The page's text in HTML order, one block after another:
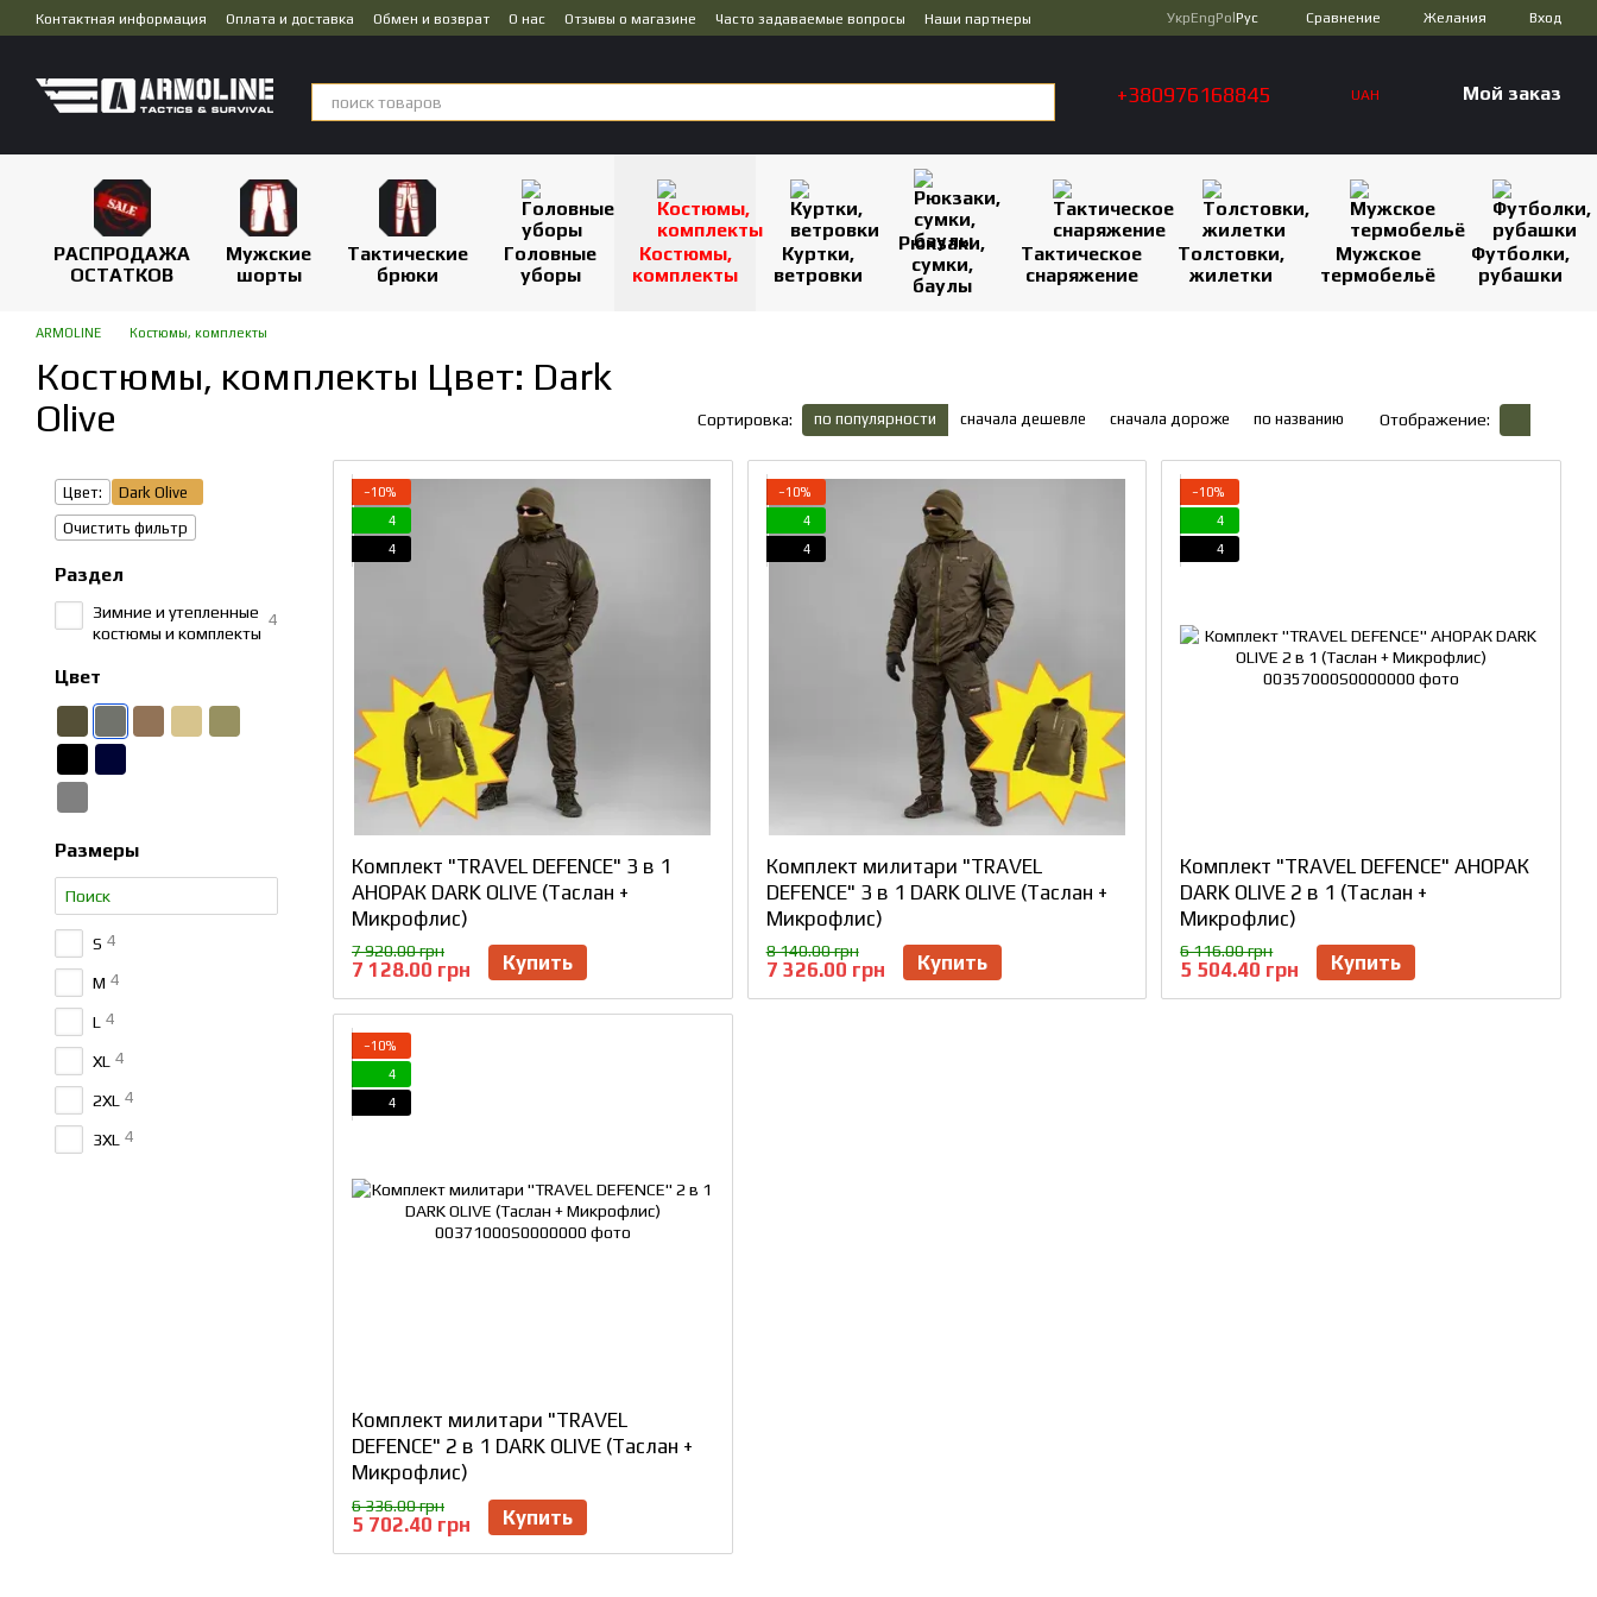
Перейти к основному контенту
Контактная информация Оплата и доставка Обмен и возврат О нас Отзывы о магазине Часто задаваемые вопросы
Наши партнеры
УкрEngPol Рус Сравнение Желания Вход
+380976168845 UAH Мой заказ
РАСПРОДАЖА
ОСТАТКОВ
Мужские
шорты
Тактические
брюки
Головные
уборы
Костюмы,
комплекты
Куртки,
ветровки
Рюкзаки,
сумки,
баулы
Тактическое
снаряжение
Толстовки,
жилетки
Мужское
термобельё
Футболки,
рубашки
ARMOLINE Костюмы, комплекты
Костюмы, комплекты Цвет: Dark
Olive
Сортировка: по популярности сначала дешевле сначала дороже по названию Отображение:
−10%
4
4
Комплект "TRAVEL DEFENCE" 3 в 1
АНОРАК DARK OLIVE (Таслан +
Микрофлис)
7 920.00 грн
7 128.00 грн Купить
−10%
4
4
Комплект милитари "TRAVEL
DEFENCE" 3 в 1 DARK OLIVE (Таслан +
Микрофлис)
8 140.00 грн
7 326.00 грн Купить
−10%
4
4
Комплект "TRAVEL DEFENCE" АНОРАК
DARK OLIVE 2 в 1 (Таслан +
Микрофлис)
6 116.00 грн
5 504.40 грн Купить
−10%
4
4
Комплект милитари "TRAVEL
DEFENCE" 2 в 1 DARK OLIVE (Таслан +
Микрофлис)
6 336.00 грн
5 702.40 грн Купить
Цвет:
Dark Olive
Очистить фильтр
Раздел
Зимние и утепленные
костюмы и комплекты
4
Цвет
Размеры
S 4
M 4
L 4
XL 4
2XL 4
3XL 4